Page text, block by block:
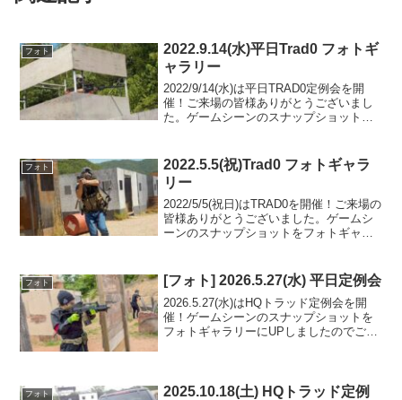
フォト
2022.9.14(水)平日Trad0 フォトギ
ャラリー
2022/9/14(水)は平日TRAD0定例会を開
催！ご来場の皆様ありがとうございまし
た。ゲームシーンのスナップショットを
ります。フォトアルバムをみる(Google ...
フォト
2022.5.5(祝)Trad0 フォトギャラ
リー
2022/5/5(祝日)はTRAD0を開催！ご来場の
皆様ありがとうございました。ゲームシ
ーンのスナップショットをフォトギャラ
トアルバムをみる(Google Photo...
フォト [フォト] 2026.5.27(水) 平日定例会
2026.5.27(水)はHQトラッド定例会を開
催！ゲームシーンのスナップショットを
フォトギャラリーにUPしましたのでご覧
フォト
2025.10.18(土) HQトラッド定例